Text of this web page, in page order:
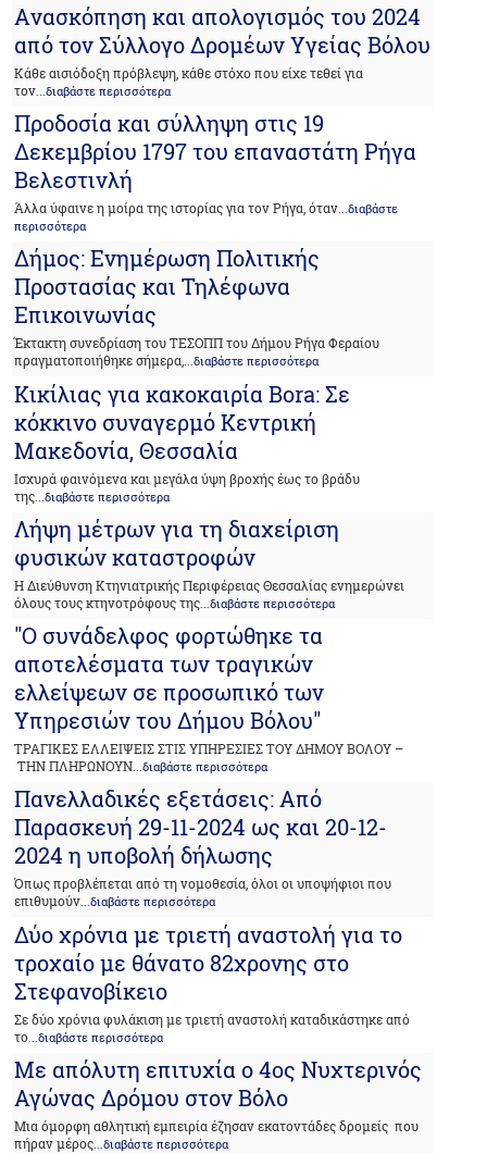
Aνασκόπηση και απολογισμός του 2024
από τον Σύλλογο Δρομέων Υγείας Βόλου
Κάθε αισιόδοξη πρόβλεψη, κάθε στόχο που είχε τεθεί για
τον...διαβάστε περισσότερα
Προδοσία και σύλληψη στις 19
Δεκεμβρίου 1797 του επαναστάτη Ρήγα
Βελεστινλή
Άλλα ύφαινε η μοίρα της ιστορίας για τον Ρήγα, όταν...διαβάστε
περισσότερα
Δήμος: Ενημέρωση Πολιτικής
Προστασίας και Τηλέφωνα
Επικοινωνίας
Έκτακτη συνεδρίαση του ΤΕΣΟΠΠ του Δήμου Ρήγα Φεραίου
πραγματοποιήθηκε σήμερα,...διαβάστε περισσότερα
Κικίλιας για κακοκαιρία Bora: Σε
κόκκινο συναγερμό Κεντρική
Μακεδονία, Θεσσαλία
Ισχυρά φαινόμενα και μεγάλα ύψη βροχής έως το βράδυ
της ...διαβάστε περισσότερα
Λήψη μέτρων για τη διαχείριση
φυσικών καταστροφών
Η Διεύθυνση Κτηνιατρικής Περιφέρειας Θεσσαλίας ενημερώνει
όλους τους κτηνοτρόφους της...διαβάστε περισσότερα
"Ο συνάδελφος φορτώθηκε τα
αποτελέσματα των τραγικών
ελλείψεων σε προσωπικό των
Υπηρεσιών του Δήμου Βόλου"
ΤΡΑΓΙΚΕΣ ΕΛΛΕΙΨΕΙΣ ΣΤΙΣ ΥΠΗΡΕΣΙΕΣ ΤΟΥ ΔΗΜΟΥ ΒΟΛΟΥ –
ΤΗΝ ΠΛΗΡΩΝΟΥΝ...διαβάστε περισσότερα
Πανελλαδικές εξετάσεις: Aπό
Παρασκευή 29-11-2024 ως και 20-12-
2024 η υποβολή δήλωσης
Όπως προβλέπεται από τη νομοθεσία, όλοι οι υποψήφιοι που
επιθυμούν...διαβάστε περισσότερα
Δύο χρόνια με τριετή αναστολή για το
τροχαίο με θάνατο 82χρονης στο
Στεφανοβίκειο
Σε δύο χρόνια φυλάκιση με τριετή αναστολή καταδικάστηκε από
το ...διαβάστε περισσότερα
Με απόλυτη επιτυχία ο 4ος Νυχτερινός
Αγώνας Δρόμου στον Βόλο
Μια όμορφη αθλητική εμπειρία έζησαν εκατοντάδες δρομείς που
πήραν μέρος...διαβάστε περισσότερα